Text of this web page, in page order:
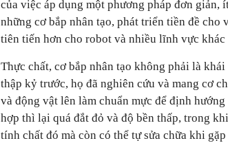
của việc áp dụng một phương pháp đơn giản,
những cơ bắp nhân tạo, phát triển tiền đề cho
tiên tiến hơn cho robot và nhiều lĩnh vực khác
Thực chất, cơ bắp nhân tạo không phải là
thập kỷ trước, họ đã nghiên cứu và mang cơ
và động vật lên làm chuẩn mực để định
hợp thì lại quá đắt đỏ và độ bền thấp, trong
tính chất đó mà còn có thể tự sửa chữa khi